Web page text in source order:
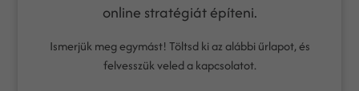
online stratégiát építeni.
Ismerjük meg egymást! Töltsd ki az alábbi űrlapot, és
felvesszük veled a kapcsolatot.